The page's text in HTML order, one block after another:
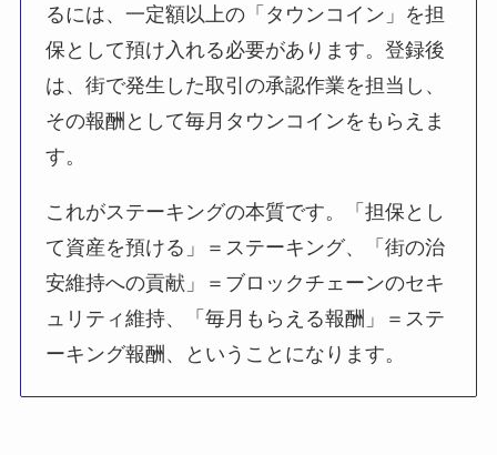
るには、一定額以上の「タウンコイン」を担
保として預け入れる必要があります。登録後
は、街で発生した取引の承認作業を担当し、
その報酬として毎月タウンコインをもらえま
す。
これがステーキングの本質です。「担保とし
て資産を預ける」＝ステーキング、「街の治
安維持への貢献」＝ブロックチェーンのセキ
ュリティ維持、「毎月もらえる報酬」＝ステ
ーキング報酬、ということになります。